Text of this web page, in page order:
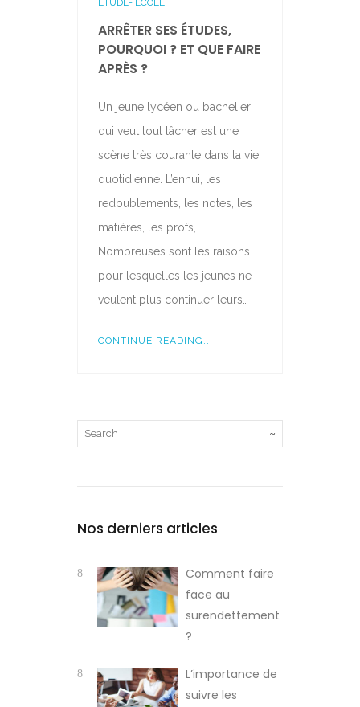
ETUDE- ECOLE
ARRÊTER SES ÉTUDES,
POURQUOI ? ET QUE FAIRE
APRÈS ?
Un jeune lycéen ou bachelier
qui veut tout lâcher est une
scène très courante dans la vie
quotidienne. L’ennui, les
redoublements, les notes, les
matières, les profs,…
Nombreuses sont les raisons
pour lesquelles les jeunes ne
veulent plus continuer leurs…
CONTINUE READING...
Nos derniers articles
Comment faire
face au
surendettement
?
L’importance de
suivre les